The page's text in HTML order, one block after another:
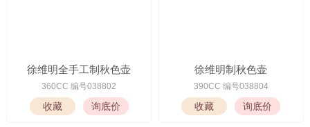
徐维明全手工制秋色壶
360CC 编号038802
徐维明制秋色壶
390CC 编号038804